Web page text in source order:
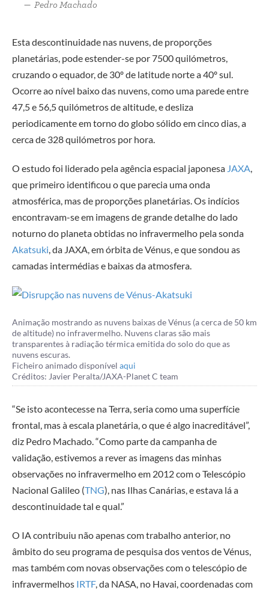
Pedro Machado
Esta descontinuidade nas nuvens, de proporções
planetárias, pode estender-se por 7500 quilómetros,
cruzando o equador, de 30º de latitude norte a 40º sul.
Ocorre ao nível baixo das nuvens, como uma parede entre
47,5 e 56,5 quilómetros de altitude, e desliza
periodicamente em torno do globo sólido em cinco dias, a
cerca de 328 quilómetros por hora.
O estudo foi liderado pela agência espacial japonesa JAXA,
que primeiro identificou o que parecia uma onda
atmosférica, mas de proporções planetárias. Os indícios
encontravam-se em imagens de grande detalhe do lado
noturno do planeta obtidas no infravermelho pela sonda
Akatsuki, da JAXA, em órbita de Vénus, e que sondou as
camadas intermédias e baixas da atmosfera.
Animação mostrando as nuvens baixas de Vénus (a cerca de 50 km
de altitude) no infravermelho. Nuvens claras são mais
transparentes à radiação térmica emitida do solo do que as
nuvens escuras.
Ficheiro animado disponível aqui
Créditos: Javier Peralta/JAXA-Planet C team
“Se isto acontecesse na Terra, seria como uma superfície
frontal, mas à escala planetária, o que é algo inacreditável”,
diz Pedro Machado. “Como parte da campanha de
validação, estivemos a rever as imagens das minhas
observações no infravermelho em 2012 com o Telescópio
Nacional Galileo (TNG), nas Ilhas Canárias, e estava lá a
descontinuidade tal e qual.”
O IA contribuiu não apenas com trabalho anterior, no
âmbito do seu programa de pesquisa dos ventos de Vénus,
mas também com novas observações com o telescópio de
infravermelhos IRTF, da NASA, no Havai, coordenadas com